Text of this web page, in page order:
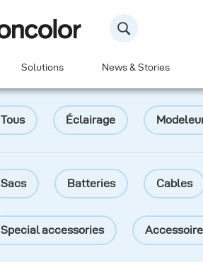
Solutions News & Stories
Tous Éclairage
Sacs Batteries Cables
Special accessories